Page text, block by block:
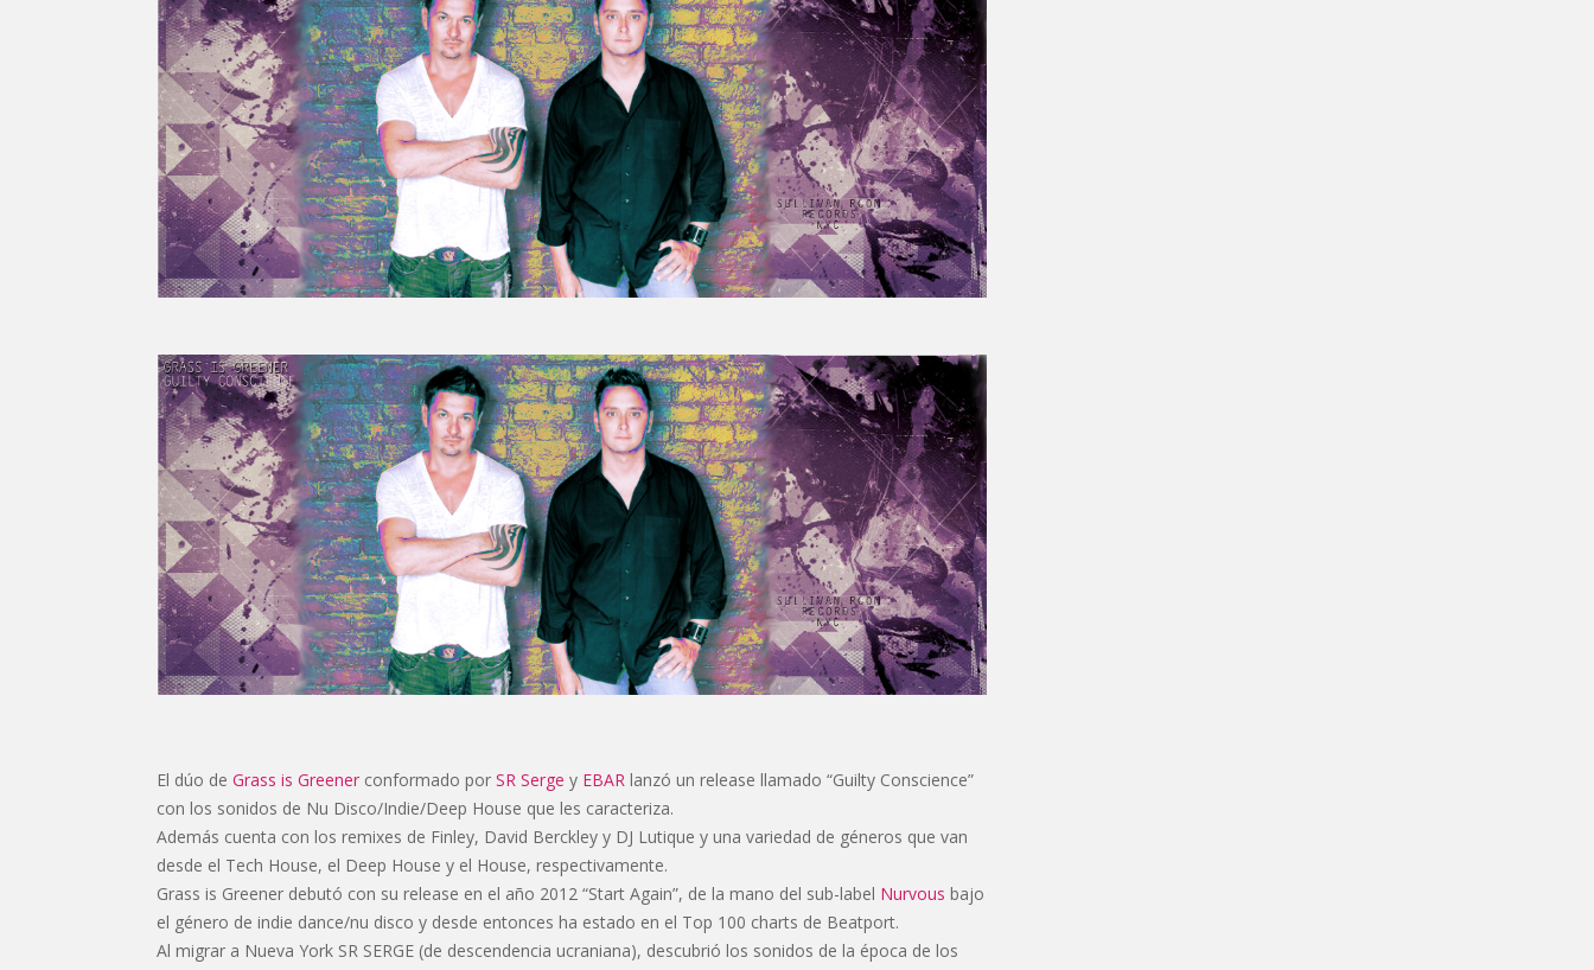
El dúo de Grass is Greener conformado por SR Serge y EBAR lanzó un release llamado “Guilty Conscience”
con los sonidos de Nu Disco/Indie/Deep House que les caracteriza.
Además cuenta con los remixes de Finley, David Berckley y DJ Lutique y una variedad de géneros que van
desde el Tech House, el Deep House y el House, respectivamente.
Grass is Greener debutó con su release en el año 2012 “Start Again”, de la mano del sub-label Nurvous bajo
el género de indie dance/nu disco y desde entonces ha estado en el Top 100 charts de Beatport.
Al migrar a Nueva York SR SERGE (de descendencia ucraniana), descubrió los sonidos de la época de los